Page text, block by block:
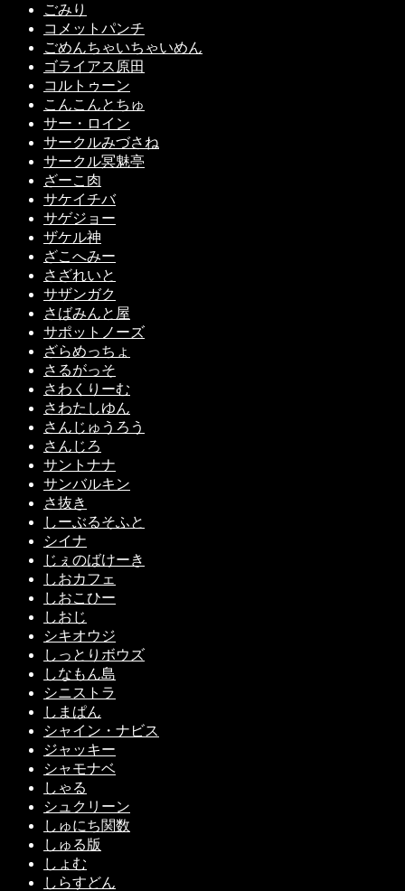
ごみり
コメットパンチ
ごめんちゃいちゃいめん
ゴライアス原田
コルトゥーン
こんこんとちゅ
サー・ロイン
サークルみづさね
サークル冥魅亭
ざーこ肉
サケイチバ
サゲジョー
ザケル神
ざこへみー
さざれいと
サザンガク
さばみんと屋
サポットノーズ
ざらめっちょ
さるがっそ
さわくりーむ
さわたしゆん
さんじゅうろう
さんじろ
サントナナ
サンバルキン
さ抜き
しーぶるそふと
シイナ
じぇのばけーき
しおカフェ
しおこひー
しおじ
シキオウジ
しっとりボウズ
しなもん島
シニストラ
しまぱん
シャイン・ナビス
ジャッキー
シャモナベ
しゃる
シュクリーン
しゅにち関数
しゅる版
しょむ
しらすどん